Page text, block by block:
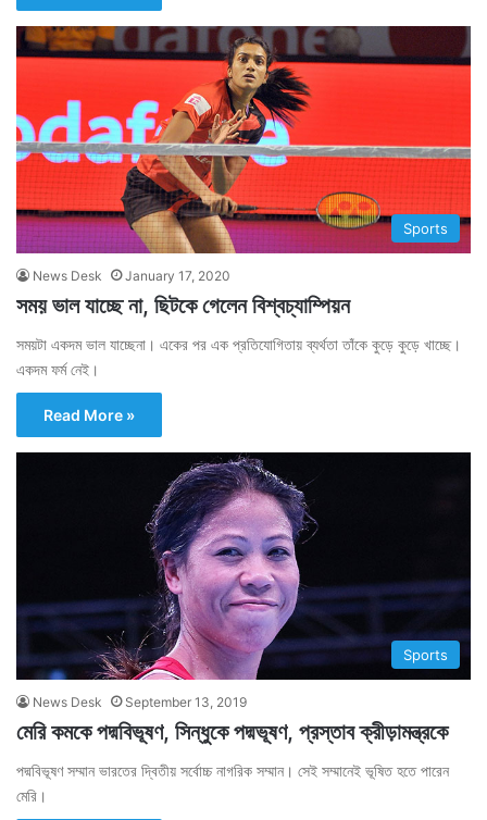
Sports
News Desk January 17, 2020
সময় ভাল যাচ্ছে না, ছিটকে গেলেন বিশ্বচ্যাম্পিয়ন
সময়টা একদম ভাল যাচ্ছেনা। একের পর এক প্রতিযোগিতায় ব্যর্থতা তাঁকে কুড়ে কুড়ে খাচ্ছে।
একদম ফর্ম নেই।
Read More »
Sports
News Desk September 13, 2019
মেরি কমকে পদ্মবিভূষণ, সিন্ধুকে পদ্মভূষণ, প্রস্তাব ক্রীড়ামন্ত্রকে
পদ্মবিভূষণ সম্মান ভারতের দ্বিতীয় সর্বোচ্চ নাগরিক সম্মান। সেই সম্মানেই ভূষিত হতে পারেন
মেরি।